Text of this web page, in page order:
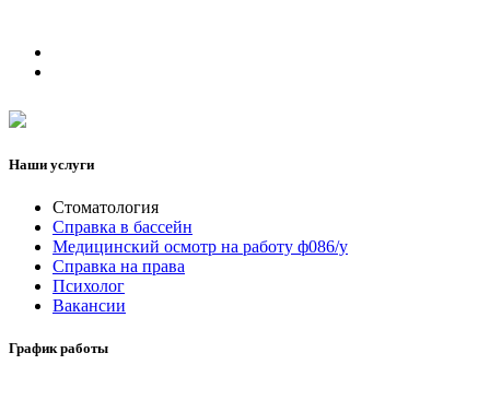
Наши услуги
Стоматология
Справка в бассейн
Медицинский осмотр на работу ф086/у
Справка на права
Психолог
Вакансии
График работы